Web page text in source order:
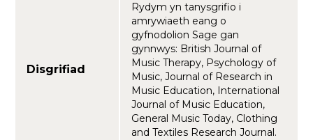
Disgrifiad
Rydym yn tanysgrifio i
amrywiaeth eang o
gyfnodolion Sage gan
gynnwys: British Journal of
Music Therapy, Psychology of
Music, Journal of Research in
Music Education, International
Journal of Music Education,
General Music Today, Clothing
and Textiles Research Journal.